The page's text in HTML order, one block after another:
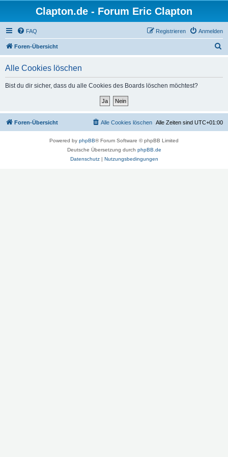
Clapton.de - Forum Eric Clapton
FAQ Anmelden
Registrieren
Foren-Übersicht
Alle Cookies löschen
Bist du dir sicher, dass du alle Cookies des Boards löschen möchtest?
Foren-Übersicht Alle Zeiten sind UTC+01:00
Alle Cookies löschen
Powered by phpBB® Forum Software © phpBB Limited
Deutsche Übersetzung durch phpBB.de
Datenschutz| Nutzungsbedingungen